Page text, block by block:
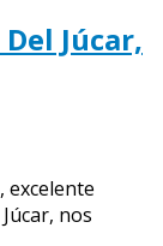
Júcar,
excelente
nos